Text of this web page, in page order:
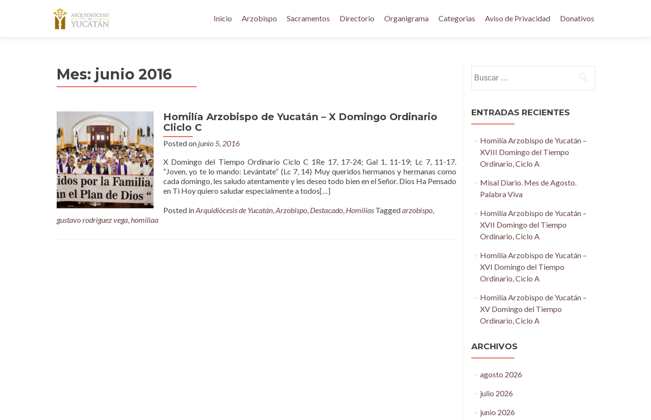
Inicio Arzobispo Sacramentos Directorio Organigrama Categorias Aviso de Privacidad Donativos
Mes: junio 2016
Homilía Arzobispo de Yucatán – X Domingo Ordinario
Cliclo C
Posted on junio 5, 2016
X Domingo del Tiempo Ordinario Ciclo C 1Re 17, 17-24; Gal 1, 11-19; Lc 7, 11-17.
“Joven, yo te lo mando: Levántate” (Lc 7, 14) Muy queridos hermanos y hermanas como
cada domingo, les saludo atentamente y les deseo todo bien en el Señor. Dios Ha Pensado
en Ti Hoy quiero saludar especialmente a todos[…]
Posted inArquidiócesis de Yucatán,Arzobispo, Destacado, Homilías Taggedarzobispo,
gustavo rodriguez vega,homiliaa
ENTRADAS RECIENTES
Homilía Arzobispo de Yucatán –
XVIII Domingo del Tiempo
Ordinario, Ciclo A
Misal Diario. Mes de Agosto.
Palabra Viva
Homilía Arzobispo de Yucatán –
XVII Domingo del Tiempo
Ordinario, Ciclo A
Homilía Arzobispo de Yucatán –
XVI Domingo del Tiempo
Ordinario, Ciclo A
Homilía Arzobispo de Yucatán –
XV Domingo del Tiempo
Ordinario, Ciclo A
ARCHIVOS
agosto 2026
julio 2026
junio 2026